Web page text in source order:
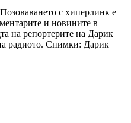
с хиперлинк е
и новините в
на репортерите на Дарик
радиото. Снимки: Дарик